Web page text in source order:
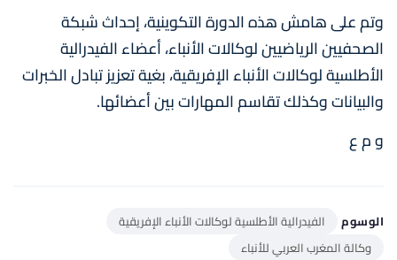
وتم على هامش هذه الدورة التكوينية، إحداث شبكة
الصحفيين الرياضيين لوكالات الأنباء، أعضاء الفيدرالية
الأطلسية لوكالات الأنباء الإفريقية، بغية تعزيز تبادل الخبرات
والبيانات وكذلك تقاسم المهارات بين أعضائها.
و م ع
الوسوم
الفيدرالية الأطلسية لوكالات الأنباء الإفريقية
وكالة المغرب العربي للأنباء